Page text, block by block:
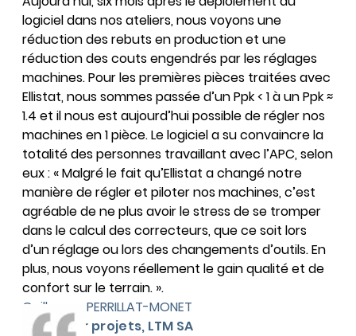
logiciel dans nos ateliers, nous voyons une
réduction des rebuts en production et une
réduction des couts engendrés par les réglages
machines. Pour les premières pièces traitées avec
Ellistat, nous sommes passée d’un Ppk < 1 à un Ppk ≈
1.4 et il nous est aujourd’hui possible de régler nos
machines en 1 pièce. Le logiciel a su convaincre la
totalité des personnes travaillant avec l’APC, selon
eux : « Malgré le fait qu’Ellistat a changé notre
manière de régler et piloter nos machines, c’est
agréable de ne plus avoir le stress de se tromper
dans le calcul des correcteurs, que ce soit lors
d’un réglage ou lors des changements d’outils. En
plus, nous voyons réellement le gain qualité et de
confort sur le terrain. ».
Guillaume PERRILLAT-MONET
Ingénieur projets, LTM SA